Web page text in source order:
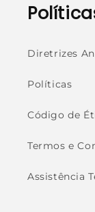
Diretrizes
Políticas
Código de
Termos e
Assistência